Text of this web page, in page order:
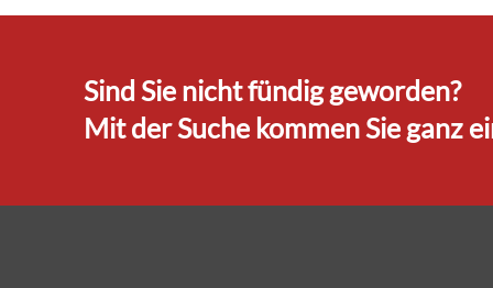
Sind Sie nicht fündig geworden?
Mit der Suche kommen Sie ganz